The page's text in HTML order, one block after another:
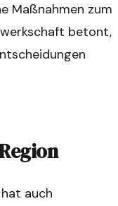
Maßnahmen zum
betont,
auch